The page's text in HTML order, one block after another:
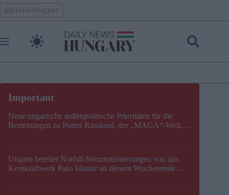
Skip
to
content
HelloMagyar
Neue ungarische außenpolitische Prioritäten für die
Beziehungen zu Putins Russland, der „MAGA“-Welt,
Ungarn bereitet Notfall-Stromrationierungen vor, das
Kernkraftwerk Paks könnte an diesem Wochenende